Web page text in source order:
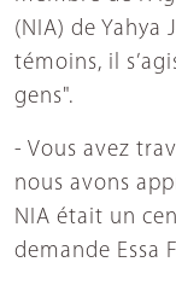
(NIA) de
témoins, il
gens".
- Vous avez
nous avons
NIA était un
demande Essa